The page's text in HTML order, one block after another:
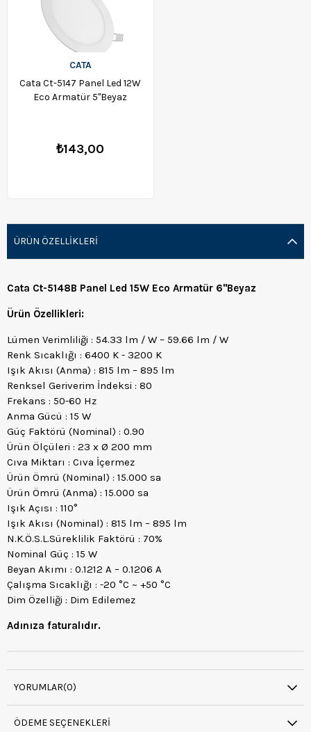
CATA
Cata Ct-5147 Panel Led 12W
Eco Armatür 5''Beyaz
₺143,00
ÜRÜN ÖZELLIKLERI
Cata Ct-5148B Panel Led 15W Eco Armatür 6''Beyaz
Ürün Özellikleri:
Lümen Verimliliği : 54.33 lm / W – 59.66 lm / W
Renk Sıcaklığı : 6400 K - 3200 K
Işık Akısı (Anma) : 815 lm – 895 lm
Renksel Geriverim İndeksi : 80
Frekans : 50-60 Hz
Anma Gücü : 15 W
Güç Faktörü (Nominal) : 0.90
Ürün Ölçüleri : 23 x Ø 200 mm
Cıva Miktarı : Cıva İçermez
Ürün Ömrü (Nominal) : 15.000 sa
Ürün Ömrü (Anma) : 15.000 sa
Işık Açısı : 110°
Işık Akısı (Nominal) : 815 lm – 895 lm
N.K.Ö.S.L.Süreklilik Faktörü : 70%
Nominal Güç : 15 W
Beyan Akımı : 0.1212 A – 0.1206 A
Çalışma Sıcaklığı : -20 °C ~ +50 °C
Dim Özelliği : Dim Edilemez
Adınıza faturalıdır.
YORUMLAR(0)
ÖDEME SEÇENEKLERI